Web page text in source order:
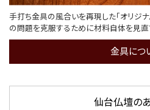
手打ち金具の風合いを再現した「オリジ
の問題を克服するために材料自体を見直
金具につ
仙台仏壇の